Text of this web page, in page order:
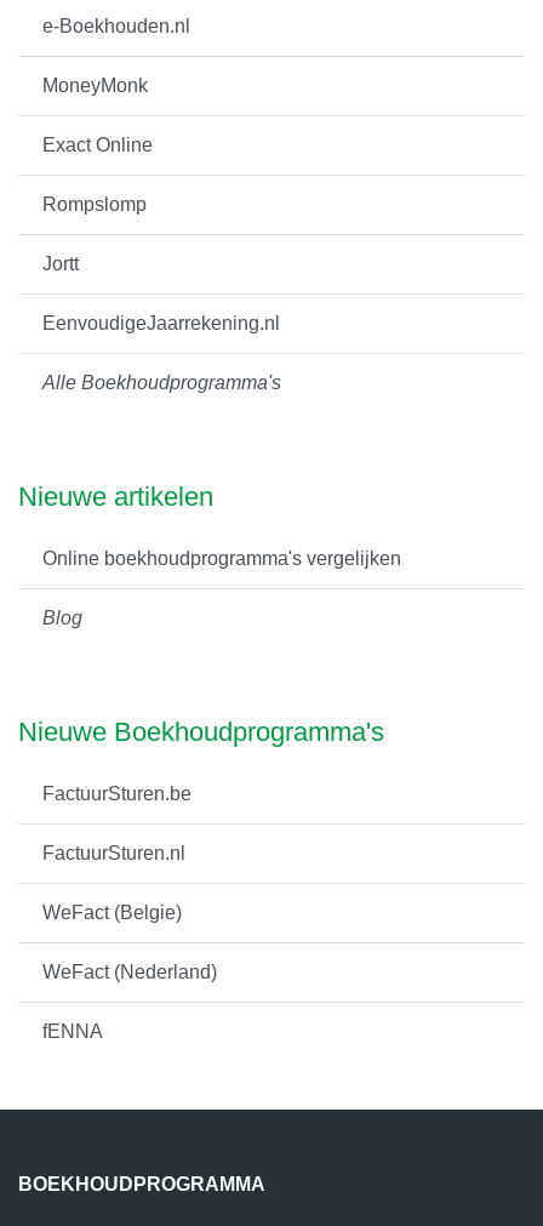
e-Boekhouden.nl
MoneyMonk
Exact Online
Rompslomp
Jortt
EenvoudigeJaarrekening.nl
Alle Boekhoudprogramma's
Nieuwe artikelen
Online boekhoudprogramma's vergelijken
Blog
Nieuwe Boekhoudprogramma's
FactuurSturen.be
FactuurSturen.nl
WeFact (Belgie)
WeFact (Nederland)
fENNA
BOEKHOUDPROGRAMMA